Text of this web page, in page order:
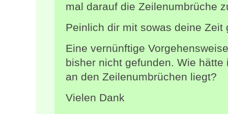
mal darauf die Zeilenumbrüche
Peinlich dir mit sowas deine Zeit
Eine vernünftige
bisher nicht gefunden. Wie
an den Zeilenumbrüchen liegt?
Vielen Dank